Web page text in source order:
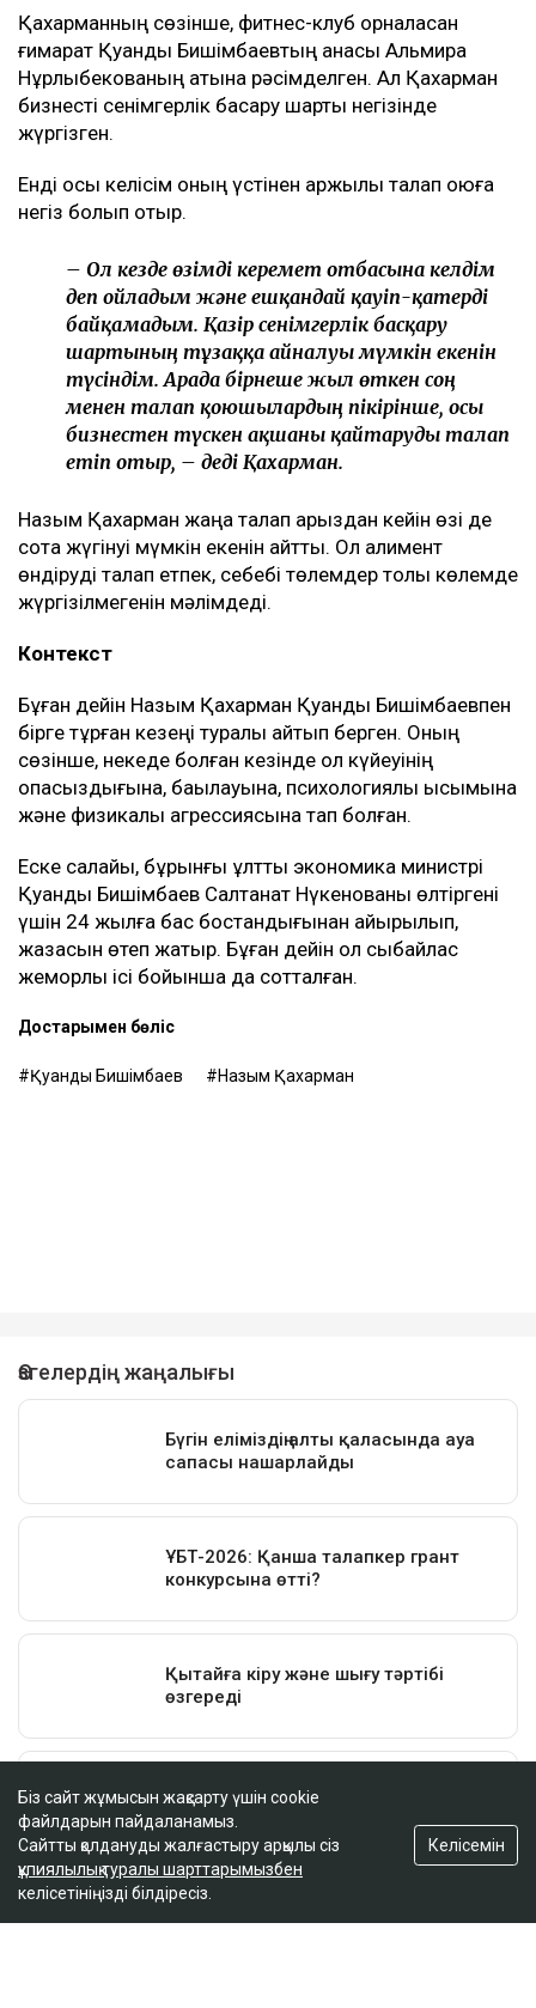
Қахарманның сөзінше, фитнес-клуб орналасқан
ғимарат Қуандық Бишімбаевтың анасы Альмира
Нұрлыбекованың атына рәсімделген. Ал Қахарман
бизнесті сенімгерлік басқару шарты негізінде
жүргізген.
Енді осы келісім оның үстінен қаржылық талап қоюға
негіз болып отыр.
– Ол кезде өзімді керемет отбасына келдім
деп ойладым және ешқандай қауіп-қатерді
байқамадым. Қазір сенімгерлік басқару
шартының тұзаққа айналуы мүмкін екенін
түсіндім. Арада бірнеше жыл өткен соң
менен талап қоюшылардың пікірінше, осы
бизнестен түскен ақшаны қайтаруды талап
етіп отыр, – деді Қахарман.
Назым Қахарман жаңа талап арыздан кейін өзі де
сотқа жүгінуі мүмкін екенін айтты. Ол алимент
өндіруді талап етпек, себебі төлемдер толық көлемде
жүргізілмегенін мәлімдеді.
Контекст
Бұған дейін Назым Қахарман Қуандық Бишімбаевпен
бірге тұрған кезеңі туралы айтып берген. Оның
сөзінше, некеде болған кезінде ол күйеуінің
опасыздығына, бақылауына, психологиялық қысымына
және физикалық агрессиясына тап болған.
Еске салайық, бұрынғы ұлттық экономика министрі
Қуандық Бишімбаев Салтанат Нүкенованы өлтіргені
үшін 24 жылға бас бостандығынан айырылып,
жазасын өтеп жатыр. Бұған дейін ол сыбайлас
жемқорлық ісі бойынша да сотталған.
Достарыңмен бөліс
Қуандық Бишімбаев Назым Қахарман
Біз сайт жұмысын жақсарту үшін cookie
файлдарын пайдаланамыз.
Сайтты қолдануды жалғастыру арқылы сіз
құпиялылық туралы шарттарымызбен
келісетініңізді білдіресіз.
Келісемін